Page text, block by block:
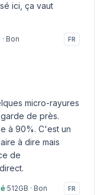
ici, ça vaut
· Bon FR
micro-rayures
de près.
à 90%. C'est un
à dire mais
de
·512GB · Bon FR